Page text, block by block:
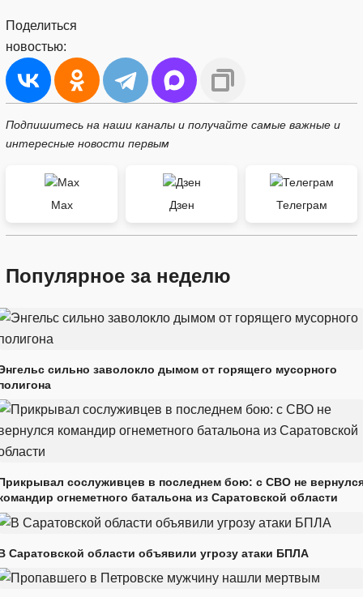
Поделиться
новостью:
Подпишитесь на наши каналы и получайте самые важные и
интересные новости первым
Max Дзен Телеграм
Популярное за неделю
сильно заволокло дымом от горящего мусорного
сослуживцев в последнем бою: с СВО не
огнеметного батальона из Саратовской области
Саратовской области объявили угрозу атаки БПЛА